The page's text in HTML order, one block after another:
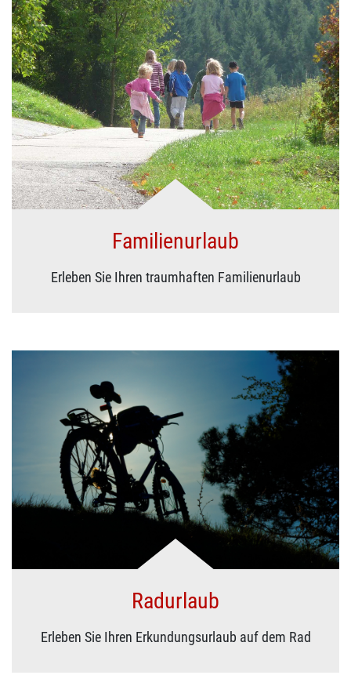
Familienurlaub
Erleben Sie Ihren traumhaften Familienurlaub
Radurlaub
Erleben Sie Ihren Erkundungsurlaub auf dem Rad